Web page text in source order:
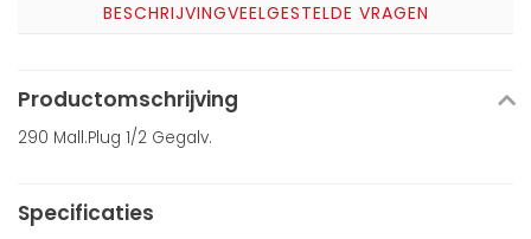
BESCHRIJVINGVEELGESTELDE VRAGEN
Productomschrijving
290 Mall.Plug 1/2 Gegalv.
Specificaties